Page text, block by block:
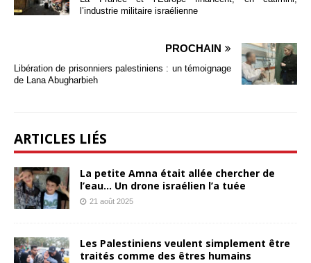
l’industrie militaire israélienne
PROCHAIN
Libération de prisonniers palestiniens : un témoignage
de Lana Abugharbieh
ARTICLES LIÉS
La petite Amna était allée chercher de
l’eau… Un drone israélien l’a tuée
21 août 2025
Les Palestiniens veulent simplement être
traités comme des êtres humains